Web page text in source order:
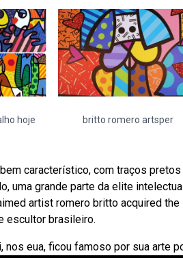
hoje
britto romero artsper
característico, com traços
uma grande parte da elite
artist romero britto acquired
escultor brasileiro.
nos eua, ficou famoso por sua arte